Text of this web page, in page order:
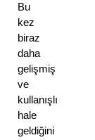
Bu
kez
biraz
daha
gelişmiş
ve
kullanışlı
hale
geldiğini